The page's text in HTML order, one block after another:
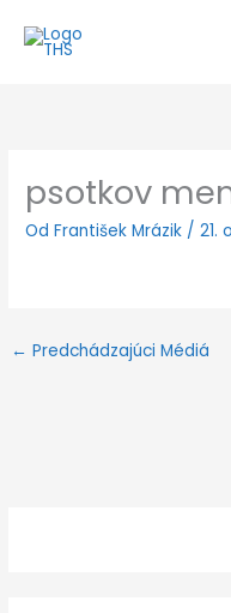
obsah
psotkov
Od František Mrázik /21.
← Predchádzajúci Médiá